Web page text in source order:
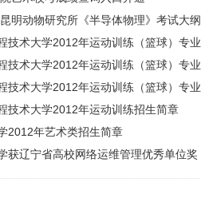
明动物研究所《半导体物理》考试大纲
技术大学2012年运动训练（篮球）专
技术大学2012年运动训练（篮球）专
技术大学2012年运动训练（篮球）专
技术大学2012年运动训练招生简章
2012年艺术类招生简章
获辽宁省高校网络运维管理优秀单位奖